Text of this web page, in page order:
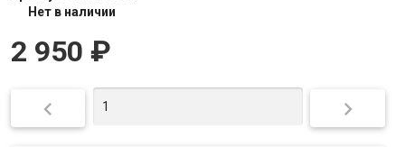
Нет в наличии
2 950 ₽
 